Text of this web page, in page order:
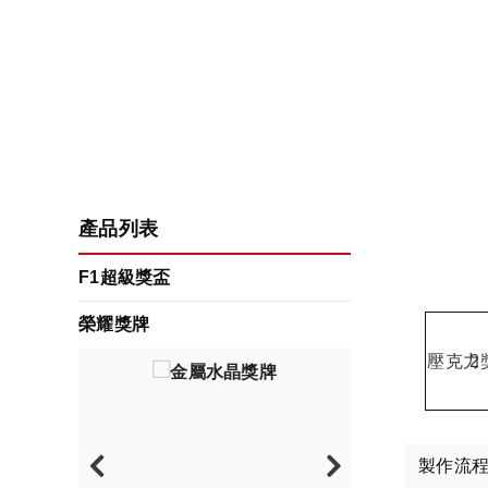
產品列表
F1超級獎盃
榮耀獎牌
製作流